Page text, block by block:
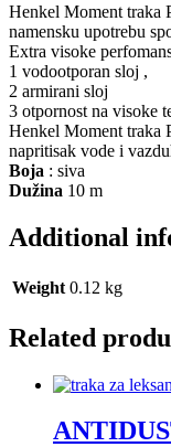
Henkel Moment traka
namensku upotrebu
Extra visoke
1 vodootporan sloj ,
2 armirani sloj
3 otpornost na visoke
Henkel Moment traka
napritisak vode i
Boja : siva
Dužina 10 m
Additional
Weight 0.12 kg
Related